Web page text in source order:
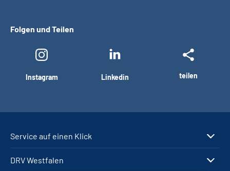
Folgen und Teilen
Instagram Linkedin teilen
Service auf einen Klick
DRV Westfalen